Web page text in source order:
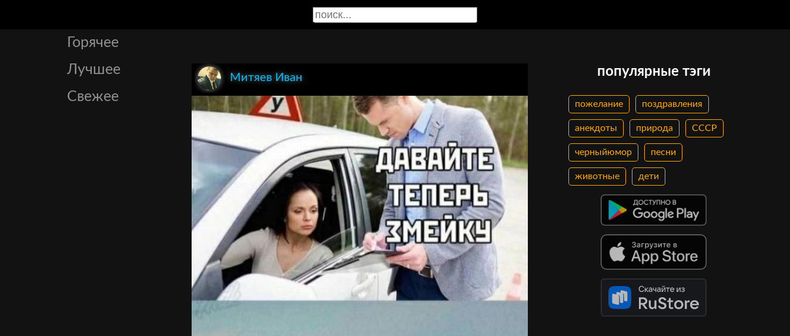
Горячее
Лучшее
Свежее
Митяев Иван популярные тэги
пожелание поздравления
анекдоты природа СССР
черныйюмор песни
животные дети